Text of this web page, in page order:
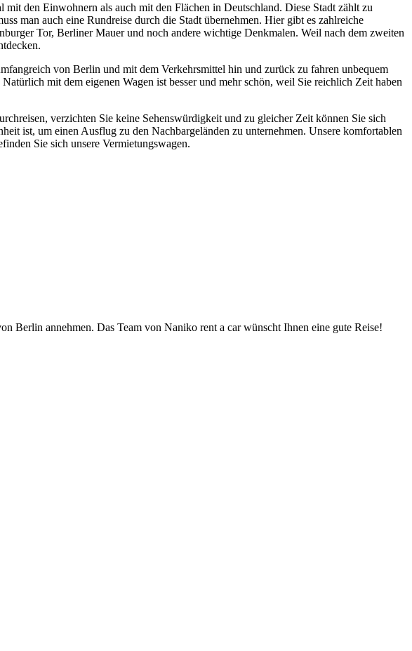
den Einwohnern als auch mit den Flächen in Deutschland. Diese Stadt zählt zu
man auch eine Rundreise durch die Stadt übernehmen. Hier gibt es zahlreiche
Tor, Berliner Mauer und noch andere wichtige Denkmalen. Weil nach dem zweiten
von Berlin und mit dem Verkehrsmittel hin und zurück zu fahren unbequem
mit dem eigenen Wagen ist besser und mehr schön, weil Sie reichlich Zeit haben
verzichten Sie keine Sehenswürdigkeit und zu gleicher Zeit können Sie sich
ist, um einen Ausflug zu den Nachbargeländen zu unternehmen. Unsere komfortablen
Sie sich unsere Vermietungswagen.
Berlin annehmen. Das Team von Naniko rent a car wünscht Ihnen eine gute Reise!